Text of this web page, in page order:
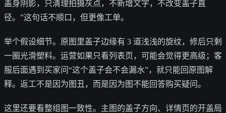
盖身阴影，只清理拍摄灰点，不新增文字，不改变盖子直
径。”这句话不顺口，但更像工单。
举个假设细节。原图里盖子边缘有 3 道浅浅的旋纹，修后只剩
一圈光滑塑料。运营如果只看列表页，可能会觉得更高级；客
服后面遇到买家问“这个盖子会不会漏水”，就只能回原图解
释。返工不是因为图丑，而是因为图不能回答购买疑问。
这里还要看整组图一致性。主图的盖子方向、详情页的开盖局